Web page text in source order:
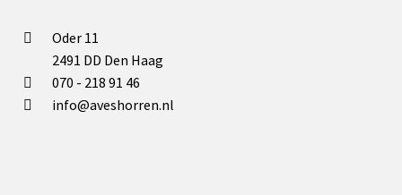
Oder 11
2491 DD Den Haag
070 - 218 91 46
info@aveshorren.nl